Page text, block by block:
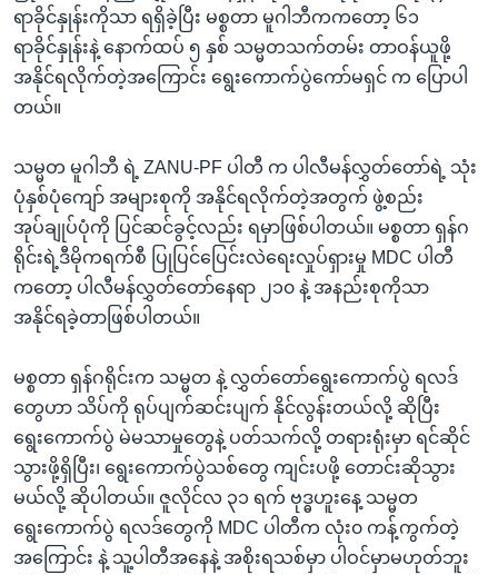
ရာခိုင်နှုန်းကိုသာ ရရှိခဲ့ပြီး မစ္စတာ မူဂါဘီကကတော့ ၆၁
ရာခိုင်နှုန်းနဲ့ နောက်ထပ် ၅ နှစ် သမ္မတသက်တမ်း တာဝန်ယူဖို့
အနိုင်ရလိုက်တဲ့အကြောင်း ရွေးကောက်ပွဲကော်မရှင် က ပြောပါ
တယ်။
သမ္မတ မူဂါဘီ ရဲ့ ZANU-PF ပါတီ က ပါလီမန်လွှတ်တော်ရဲ့ သုံး
ပုံနှစ်ပုံကျော် အများစုကို အနိုင်ရလိုက်တဲ့အတွက် ဖွဲ့စည်း
အုပ်ချုပ်ပုံကို ပြင်ဆင်ခွင့်လည်း ရမှာဖြစ်ပါတယ်။ မစ္စတာ ရှန်ဂ
ရိုင်းရဲ့ဒီမိုကရက်စီ ပြုပြင်ပြေင်းလဲရေးလှုပ်ရှားမှု MDC ပါတီ
ကတော့ ပါလီမန်လွှတ်တော်နေရာ ၂၁၀ နဲ့ အနည်းစုကိုသာ
အနိုင်ရခဲ့တာဖြစ်ပါတယ်။
မစ္စတာ ရှန်ဂရိုင်းက သမ္မတ နဲ့ လွှတ်တော်ရွေးကောက်ပွဲ ရလဒ်
တွေဟာ သိပ်ကို ရုပ်ပျက်ဆင်းပျက် နိုင်လွန်းတယ်လို့ ဆိုပြီး
ရွေးကောက်ပွဲ မဲမသာမှုတွေနဲ့ ပတ်သက်လို့ တရားရုံးမှာ ရင်ဆိုင်
သွားဖို့ရှိပြီး၊ ရွေးကောက်ပွဲသစ်တွေ ကျင်းပဖို့ တောင်းဆိုသွား
မယ်လို့ ဆိုပါတယ်။ ဇူလိုင်လ ၃၁ ရက် ဗုဒ္ဓဟူးနေ့ သမ္မတ
ရွေးကောက်ပွဲ ရလဒ်တွေကို MDC ပါတီက လုံး၀ ကန့်ကွက်တဲ့
အကြောင်း နဲ့ သူ့ပါတီအနေနဲ့ အစိုးရသစ်မှာ ပါဝင်မှာမဟုတ်ဘူး